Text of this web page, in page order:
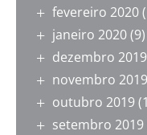
fevereiro 2020
janeiro 2020(9)
dezembro 2019
novembro 2019
outubro 2019
setembro 2019